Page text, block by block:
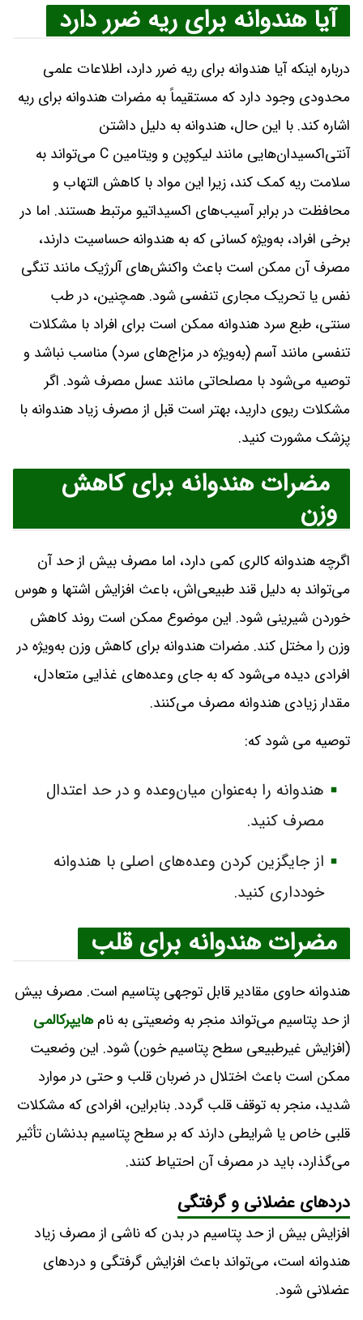
آیا هندوانه برای ریه ضرر دارد
درباره اینکه آیا هندوانه برای ریه ضرر دارد، اطلاعات علمی
محدودی وجود دارد که مستقیماً به مضرات هندوانه برای ریه
اشاره کند. با این حال، هندوانه به دلیل داشتن
آنتی‌اکسیدان‌هایی مانند لیکوپن و ویتامین C می‌تواند به
سلامت ریه کمک کند، زیرا این مواد با کاهش التهاب و
محافظت در برابر آسیب‌های اکسیداتیو مرتبط هستند. اما در
برخی افراد، به‌ویژه کسانی که به هندوانه حساسیت دارند،
مصرف آن ممکن است باعث واکنش‌های آلرژیک مانند تنگی
نفس یا تحریک مجاری تنفسی شود. همچنین، در طب
سنتی، طبع سرد هندوانه ممکن است برای افراد با مشکلات
تنفسی مانند آسم (به‌ویژه در مزاج‌های سرد) مناسب نباشد و
توصیه می‌شود با مصلحاتی مانند عسل مصرف شود. اگر
مشکلات ریوی دارید، بهتر است قبل از مصرف زیاد هندوانه با
پزشک مشورت کنید.
مضرات هندوانه برای کاهش
وزن
اگرچه هندوانه کالری کمی دارد، اما مصرف بیش از حد آن
می‌تواند به دلیل قند طبیعی‌اش، باعث افزایش اشتها و هوس
خوردن شیرینی شود. این موضوع ممکن است روند کاهش
وزن را مختل کند. مضرات هندوانه برای کاهش وزن به‌ویژه در
افرادی دیده می‌شود که به جای وعده‌های غذایی متعادل،
مقدار زیادی هندوانه مصرف می‌کنند.
توصیه می شود که:
هندوانه را به‌عنوان میان‌وعده و در حد اعتدال
مصرف کنید.
از جایگزین کردن وعده‌های اصلی با هندوانه
خودداری کنید.
مضرات هندوانه برای قلب
هندوانه حاوی مقادیر قابل توجهی پتاسیم است. مصرف بیش
از حد پتاسیم می‌تواند منجر به وضعیتی به نامهایپرکالمی
(افزایش غیرطبیعی سطح پتاسیم خون) شود. این وضعیت
ممکن است باعث اختلال در ضربان قلب و حتی در موارد
شدید، منجر به توقف قلب گردد. بنابراین، افرادی که مشکلات
قلبی خاص یا شرایطی دارند که بر سطح پتاسیم بدنشان تأثیر
می‌گذارد، باید در مصرف آن احتیاط کنند.
دردهای عضلانی و گرفتگی
افزایش بیش از حد پتاسیم در بدن که ناشی از مصرف زیاد
هندوانه است، می‌تواند باعث افزایش گرفتگی و دردهای
عضلانی شود.